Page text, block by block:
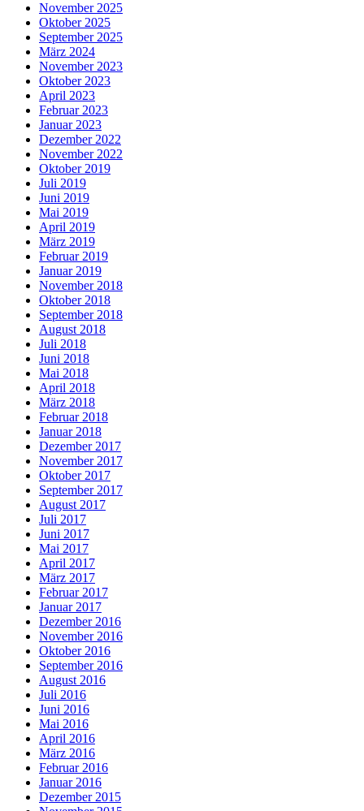
November 2025
Oktober 2025
September 2025
März 2024
November 2023
Oktober 2023
April 2023
Februar 2023
Januar 2023
Dezember 2022
November 2022
Oktober 2019
Juli 2019
Juni 2019
Mai 2019
April 2019
März 2019
Februar 2019
Januar 2019
November 2018
Oktober 2018
September 2018
August 2018
Juli 2018
Juni 2018
Mai 2018
April 2018
März 2018
Februar 2018
Januar 2018
Dezember 2017
November 2017
Oktober 2017
September 2017
August 2017
Juli 2017
Juni 2017
Mai 2017
April 2017
März 2017
Februar 2017
Januar 2017
Dezember 2016
November 2016
Oktober 2016
September 2016
August 2016
Juli 2016
Juni 2016
Mai 2016
April 2016
März 2016
Februar 2016
Januar 2016
Dezember 2015